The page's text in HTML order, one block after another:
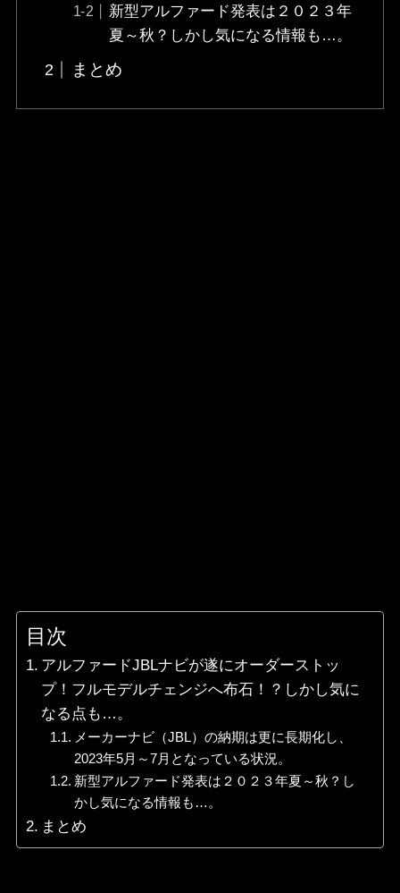
新型アルファード発表は２０２３年
夏～秋？しかし気になる情報も…。
まとめ
目次
アルファードJBLナビが遂にオーダーストッ
プ！フルモデルチェンジへ布石！？しかし気に
なる点も…。
メーカーナビ（JBL）の納期は更に長期化し、
2023年5月～7月となっている状況。
新型アルファード発表は２０２３年夏～秋？し
かし気になる情報も…。
まとめ